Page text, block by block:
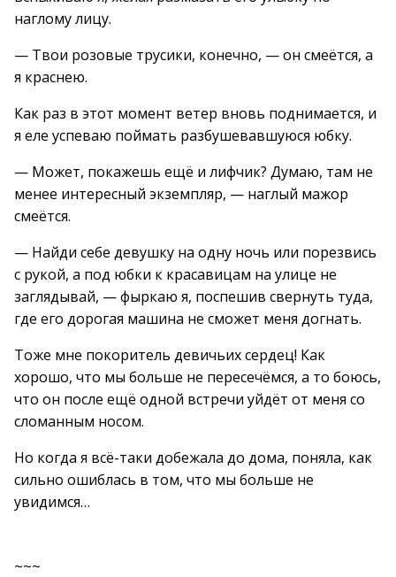
наглому лицу.
— Твои розовые трусики, конечно, — он смеётся, а
я краснею.
Как раз в этот момент ветер вновь поднимается, и
я еле успеваю поймать разбушевавшуюся юбку.
— Может, покажешь ещё и лифчик? Думаю, там не
менее интересный экземпляр, — наглый мажор
смеётся.
— Найди себе девушку на одну ночь или порезвись
с рукой, а под юбки к красавицам на улице не
заглядывай, — фыркаю я, поспешив свернуть туда,
где его дорогая машина не сможет меня догнать.
Тоже мне покоритель девичьих сердец! Как
хорошо, что мы больше не пересечёмся, а то боюсь,
что он после ещё одной встречи уйдёт от меня со
сломанным носом.
Но когда я всё-таки добежала до дома, поняла, как
сильно ошиблась в том, что мы больше не
увидимся…
~~~